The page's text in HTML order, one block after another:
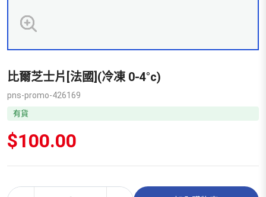
比爾芝士片[法國](冷凍 0-4°c)
pns-promo-426169
有貨
$100.00
比
Alternative: